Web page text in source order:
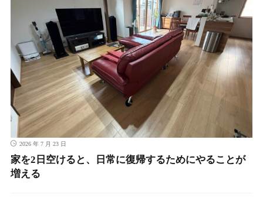
2026 年 7 月 23 日
家を2日空けると、日常に復帰するためにやることが
増える